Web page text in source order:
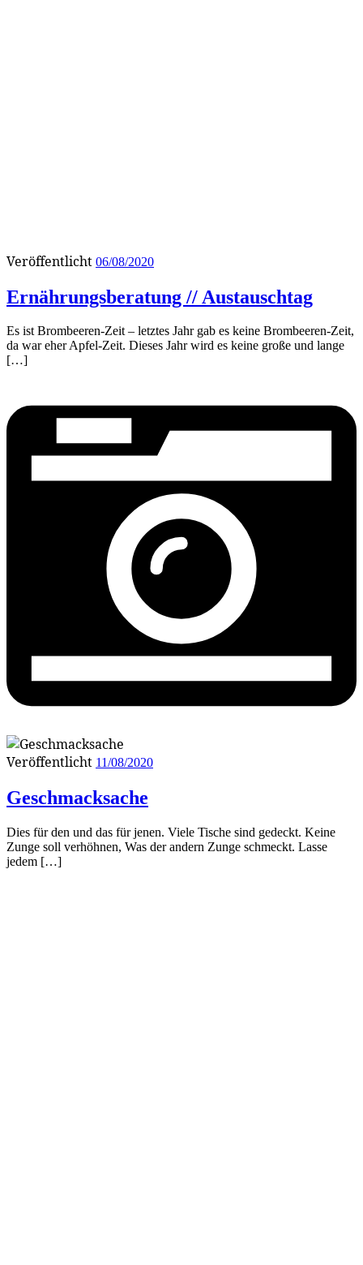
Veröffentlicht 06/08/2020
Ernährungsberatung // Austauschtag
Es ist Brombeeren-Zeit – letztes Jahr gab es keine Brombeeren-Zeit,
da war eher Apfel-Zeit. Dieses Jahr wird es keine große und lange
[…]
Veröffentlicht 11/08/2020
Geschmacksache
Dies für den und das für jenen. Viele Tische sind gedeckt. Keine
Zunge soll verhöhnen, Was der andern Zunge schmeckt. Lasse
jedem […]